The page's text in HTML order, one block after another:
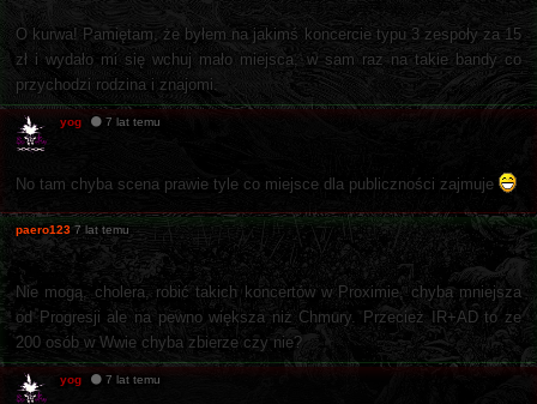
O kurwa! Pamiętam, że byłem na jakimś koncercie typu 3 zespoły za 15
zł i wydało mi się wchuj mało miejsca, w sam raz na takie bandy co
przychodzi rodzina i znajomi.
yog 7 lat temu
No tam chyba scena prawie tyle co miejsce dla publiczności zajmuje
paero123 7 lat temu
Nie mogą, cholera, robić takich koncertów w Proximie, chyba mniejsza
od Progresji ale na pewno większa niż Chmury. Przecież IR+AD to ze
200 osób w Wwie chyba zbierze czy nie?
yog 7 lat temu